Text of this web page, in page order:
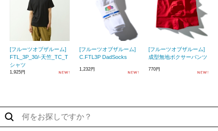
[フルーツオブザルーム]
FTL_3P_30/-天竺_TC_T
シャツ
1,925円
[フルーツオブザルーム]
C.FTL3P DadSocks
1,232円
[フルーツオブザルーム]
成型無地ボクサーパンツ
770円